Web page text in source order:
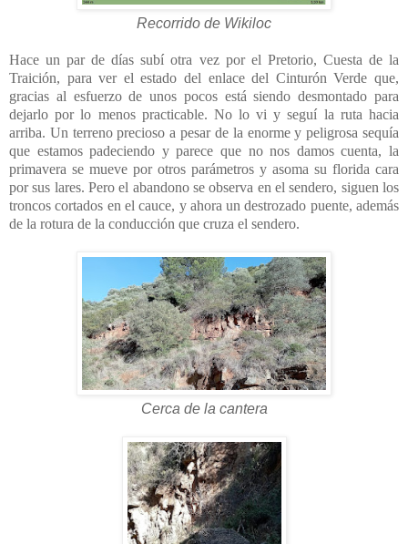
Recorrido de Wikiloc
Hace un par de días subí otra vez por el Pretorio, Cuesta de la
Traición, para ver el estado del enlace del Cinturón Verde que,
gracias al esfuerzo de unos pocos está siendo desmontado para
dejarlo por lo menos practicable. No lo vi y seguí la ruta hacia
arriba. Un terreno precioso a pesar de la enorme y peligrosa sequía
que estamos padeciendo y parece que no nos damos cuenta, la
primavera se mueve por otros parámetros y asoma su florida cara
por sus lares. Pero el abandono se observa en el sendero, siguen los
troncos cortados en el cauce, y ahora un destrozado puente, además
de la rotura de la conducción que cruza el sendero.
Cerca de la cantera